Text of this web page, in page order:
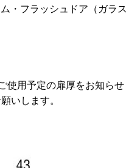
フラッシュドア（ガラス
使用予定の扉厚をお知らせ
いします。